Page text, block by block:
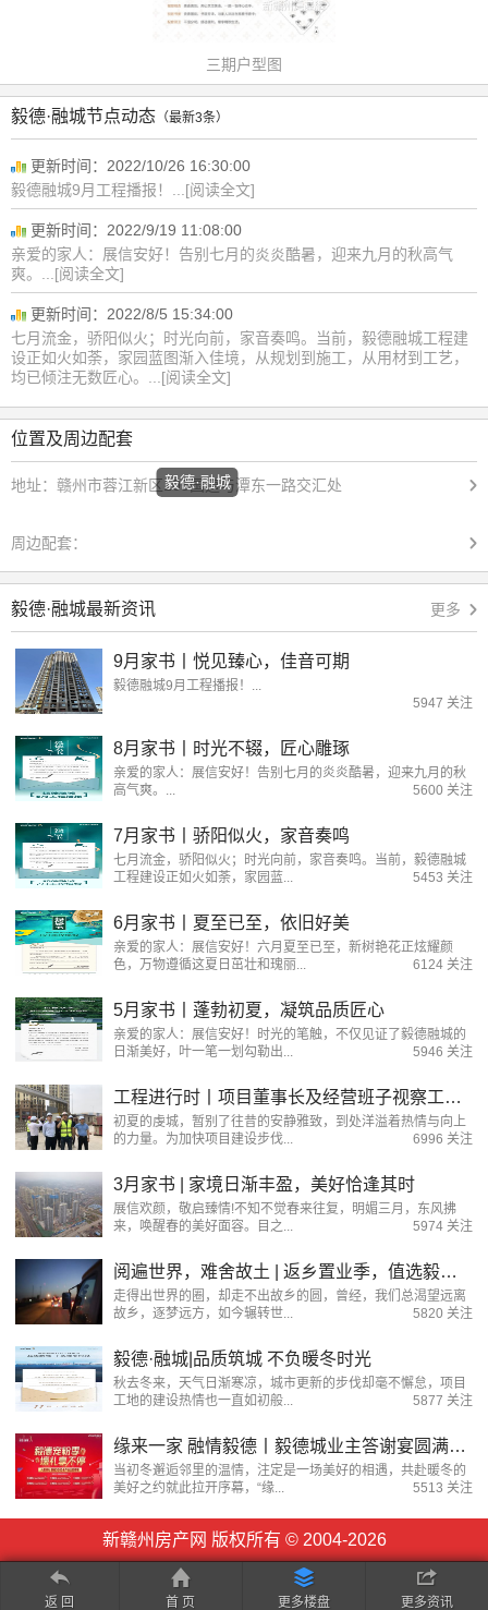
三期户型图
毅德·融城节点动态 （最新3条）
更新时间：2022/10/26 16:30:00
毅德融城9月工程播报！...[阅读全文]
更新时间：2022/9/19 11:08:00
亲爱的家人：展信安好！告别七月的炎炎酷暑，迎来九月的秋高气
爽。...[阅读全文]
更新时间：2022/8/5 15:34:00
七月流金，骄阳似火；时光向前，家音奏鸣。当前，毅德融城工程建
设正如火如荼，家园蓝图渐入佳境，从规划到施工，从用材到工艺，
均已倾注无数匠心。...[阅读全文]
位置及周边配套
地址： 赣州市蓉江新区105国道与潭东一路交汇处
毅德·融城
周边配套：
毅德·融城最新资讯 更多
9月家书丨悦见臻心，佳音可期
毅德融城9月工程播报！...
5947 关注
8月家书丨时光不辍，匠心雕琢
亲爱的家人：展信安好！告别七月的炎炎酷暑，迎来九月的秋
高气爽。...
5600 关注
7月家书丨骄阳似火，家音奏鸣
七月流金，骄阳似火；时光向前，家音奏鸣。当前，毅德融城
工程建设正如火如荼，家园蓝...
5453 关注
6月家书丨夏至已至，依旧好美
亲爱的家人：展信安好！六月夏至已至，新树艳花正炫耀颜
色，万物遵循这夏日茁壮和瑰丽...
6124 关注
5月家书丨蓬勃初夏，凝筑品质匠心
亲爱的家人：展信安好！时光的笔触，不仅见证了毅德融城的
日渐美好，叶一笔一划勾勒出...
5946 关注
工程进行时丨项目董事长及经营班子视察工地施工进度
初夏的虔城，暂别了往昔的安静雅致，到处洋溢着热情与向上
的力量。为加快项目建设步伐...
6996 关注
3月家书 | 家境日渐丰盈，美好恰逢其时
展信欢颜，敬启臻情!不知不觉春来往复，明媚三月，东风拂
来，唤醒春的美好面容。目之...
5974 关注
阅遍世界，难舍故土 | 返乡置业季，值选毅德融城！
走得出世界的圈，却走不出故乡的圆，曾经，我们总渴望远离
故乡，逐梦远方，如今辗转世...
5820 关注
毅德·融城|品质筑城 不负暖冬时光
秋去冬来，天气日渐寒凉，城市更新的步伐却毫不懈怠，项目
工地的建设热情也一直如初般...
5877 关注
缘来一家 融情毅德丨毅德城业主答谢宴圆满落幕 美好皆因你而至！
当初冬邂逅邻里的温情，注定是一场美好的相遇，共赴暖冬的
美好之约就此拉开序幕，“缘...
5513 关注
新赣州房产网 版权所有 © 2004-2026
返 回 首 页 更多楼盘 更多资讯